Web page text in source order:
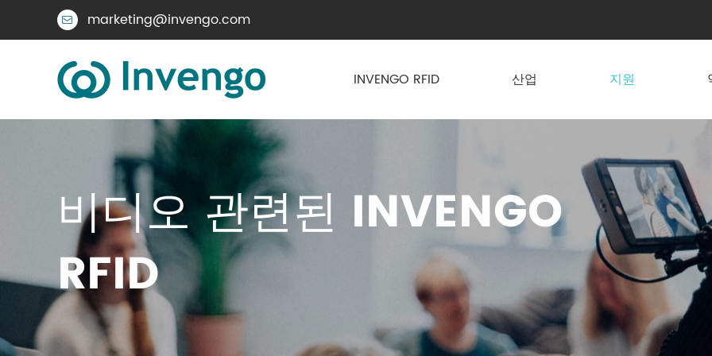
 marketing@invengo.com
INVENGO RFID 산업 지원
비디오 관련된 INVENGO
RFID